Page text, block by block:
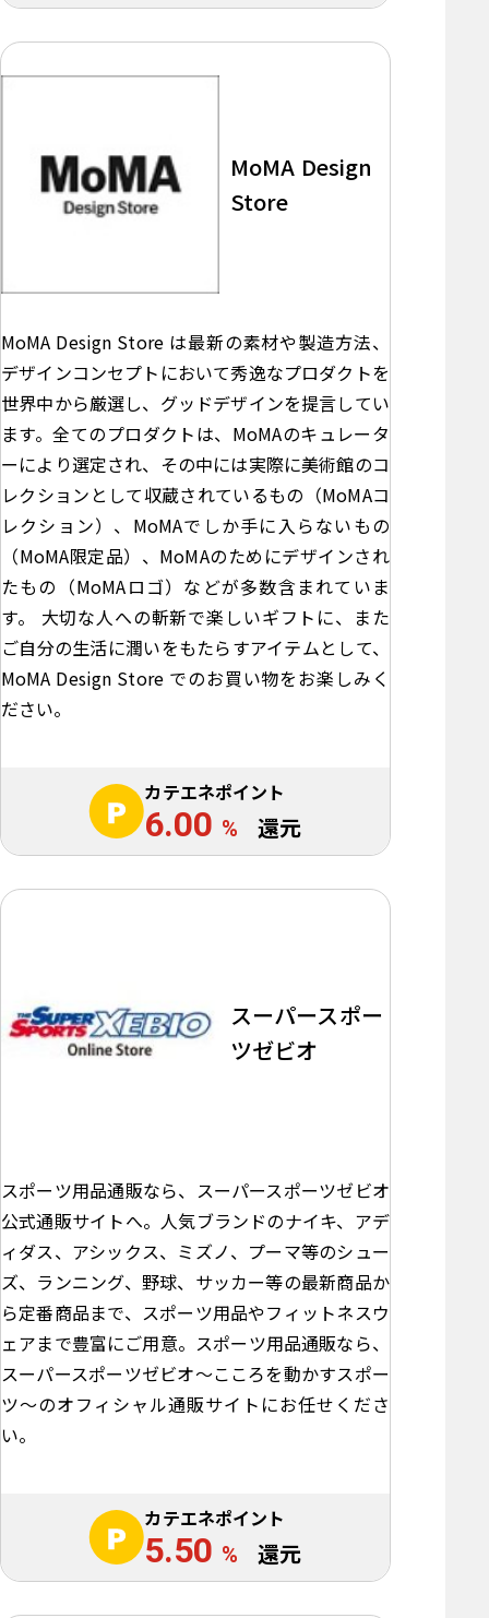
MoMA Design
Store
MoMA Design Store は最新の素材や製造方法、
デザインコンセプトにおいて秀逸なプロダクトを
世界中から厳選し、グッドデザインを提言してい
ます。全てのプロダクトは、MoMAのキュレータ
ーにより選定され、その中には実際に美術館のコ
レクションとして収蔵されているもの（MoMAコ
レクション）、MoMAでしか手に入らないもの
（MoMA限定品）、MoMAのためにデザインされ
たもの（MoMAロゴ）などが多数含まれていま
す。 大切な人への斬新で楽しいギフトに、また
ご自分の生活に潤いをもたらすアイテムとして、
MoMA Design Store でのお買い物をお楽しみく
ださい。
カテエネポイント
6.00 % 還元
スーパースポー
ツゼビオ
スポーツ用品通販なら、スーパースポーツゼビオ
公式通販サイトへ。人気ブランドのナイキ、アデ
ィダス、アシックス、ミズノ、プーマ等のシュー
ズ、ランニング、野球、サッカー等の最新商品か
ら定番商品まで、スポーツ用品やフィットネスウ
ェアまで豊富にご用意。スポーツ用品通販なら、
スーパースポーツゼビオ～こころを動かすスポー
ツ～のオフィシャル通販サイトにお任せくださ
い。
カテエネポイント
5.50 % 還元